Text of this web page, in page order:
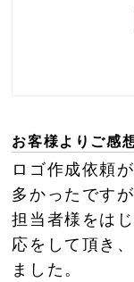
お客様よりご感
ロゴ作成依頼
多かったですが
担当者様をは
応をして頂き
ました。